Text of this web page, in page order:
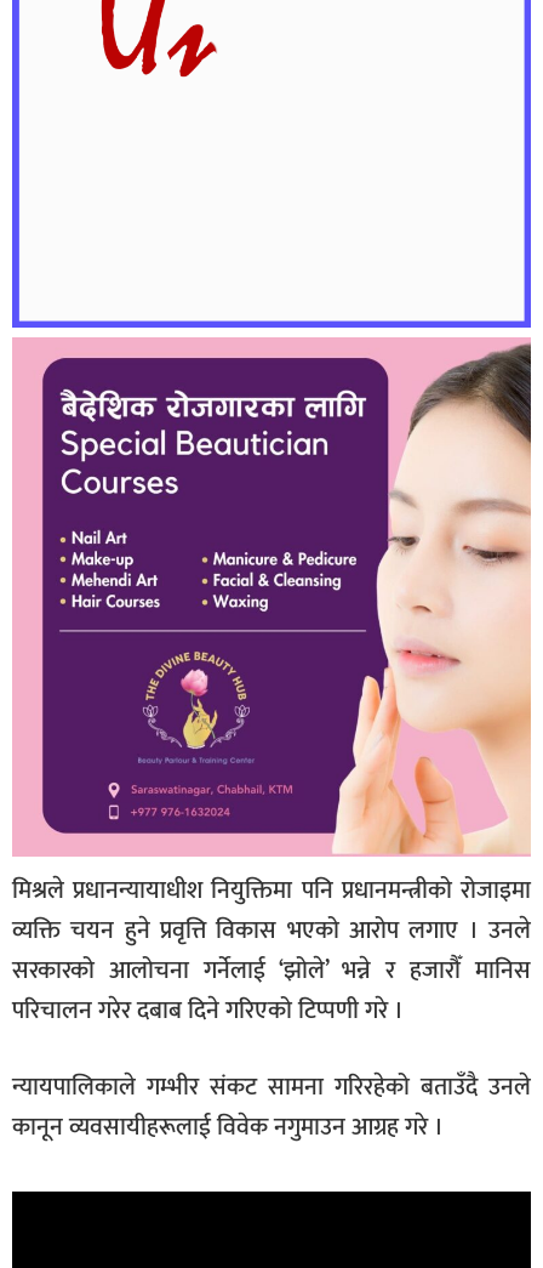
मिश्रले प्रधानन्यायाधीश नियुक्तिमा पनि प्रधानमन्त्रीको रोजाइमा
व्यक्ति चयन हुने प्रवृत्ति विकास भएको आरोप लगाए । उनले
सरकारको आलोचना गर्नेलाई ‘झोले’ भन्ने र हजारौँ मानिस
परिचालन गरेर दबाब दिने गरिएको टिप्पणी गरे ।
न्यायपालिकाले गम्भीर संकट सामना गरिरहेको बताउँदै उनले
कानून व्यवसायीहरूलाई विवेक नगुमाउन आग्रह गरे ।